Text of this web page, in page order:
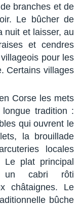
branches et de
Le bûcher de
nuit et laisser, au
et cendres
pour les
Certains villages
Corse les mets
tradition :
qui ouvrent le
la brouillade
locales
plat principal
un cabri rôti
châtaignes. Le
bûche